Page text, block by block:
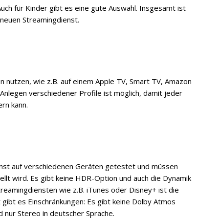
für Kinder gibt es eine gute Auswahl. Insgesamt ist
Streamingdienst.
wie z.B. auf einem Apple TV, Smart TV, Amazon
verschiedener Profile ist möglich, damit jeder
kann.
auf verschiedenen Geräten getestet und müssen
wird. Es gibt keine HDR-Option und auch die Dynamik
wie z.B. iTunes oder Disney+ ist die
es Einschränkungen: Es gibt keine Dolby Atmos
nur Stereo in deutscher Sprache.